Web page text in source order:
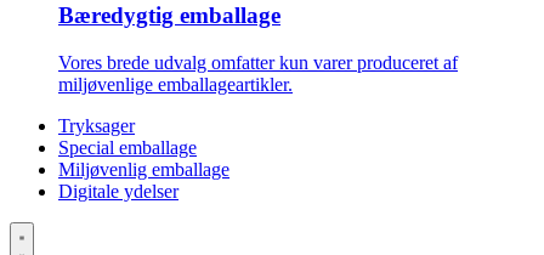
Bæredygtig emballage
Vores brede udvalg omfatter kun varer produceret af
miljøvenlige emballageartikler.
Tryksager
Special emballage
Miljøvenlig emballage
Digitale ydelser